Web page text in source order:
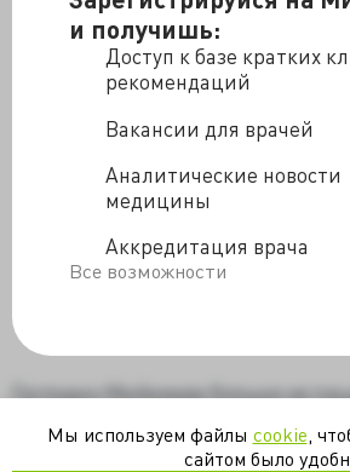
и получишь:
Доступ к базе кратких
рекомендаций
Вакансии для врачей
Аналитические новости
медицины
Аккредитация врача
Все возможности
Господин Мийамура больше не
мнению кардиохирурга, провести
Мы используем файлы cookie ,
сайтом было